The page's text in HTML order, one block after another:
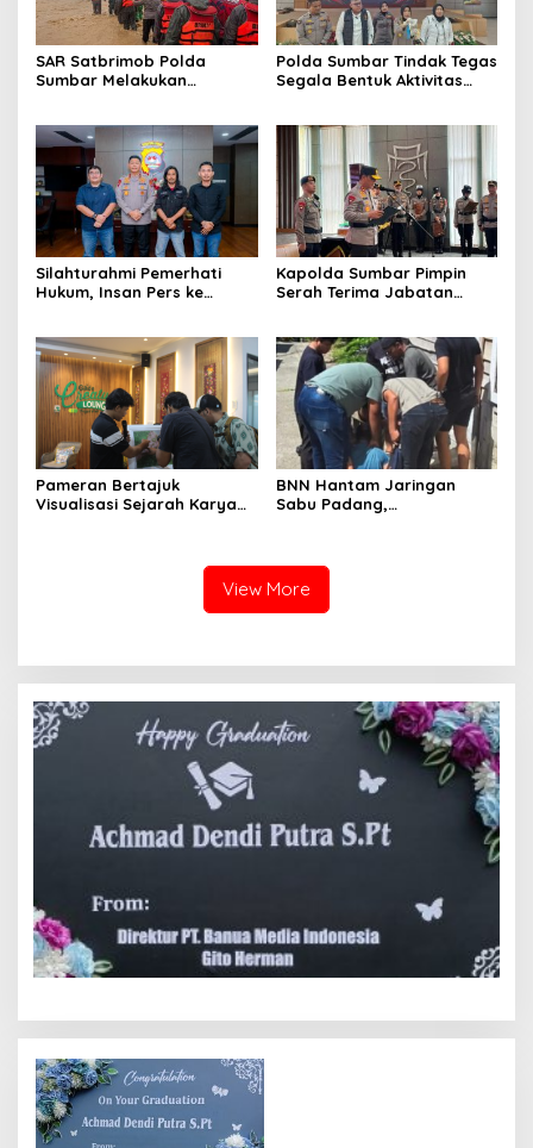
SAR Satbrimob Polda
Sumbar Melakukan
Polda Sumbar Tindak Tegas
Segala Bentuk Aktivitas
Lingkungan dan Merugikan
Negara
Silahturahmi Pemerhati
Hukum, Insan Pers ke
Dimata Hukum
Kapolda Sumbar Pimpin
Serah Terima Jabatan
Pameran Bertajuk
Visualisasi Sejarah Karya
BNN Hantam Jaringan
Sabu Padang,
View More